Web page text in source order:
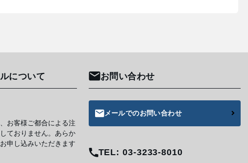
について
お客様ご都合による注
ておりません。あらか
申し込みいただきます
お問い合わせ
メールでのお問い合わせ
TEL: 03-3233-8010